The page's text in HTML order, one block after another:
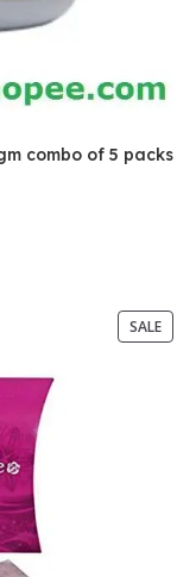
combo of 5 packs
SALE